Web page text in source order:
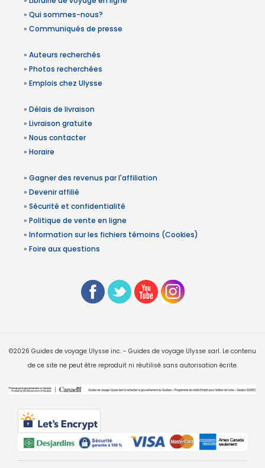
» Qui sommes-nous?
» Communiqués de presse
» Auteurs recherchés
» Photos recherchées
» Emplois chez Ulysse
» Délais de livraison
» Livraison gratuite
» Nous contacter
» Horaire
» Gagner des revenus par l'affiliation
» Devenir affilié
» Sécurité et confidentialité
» Politique de vente en ligne
» Information sur les fichiers témoins (Cookies)
» Foire aux questions
©2026 Guides de voyage Ulysse inc. - Guides de voyage Ulysse sarl. Le contenu
de ce site ne peut être reproduit ni réutilisé sans autorisation écrite.